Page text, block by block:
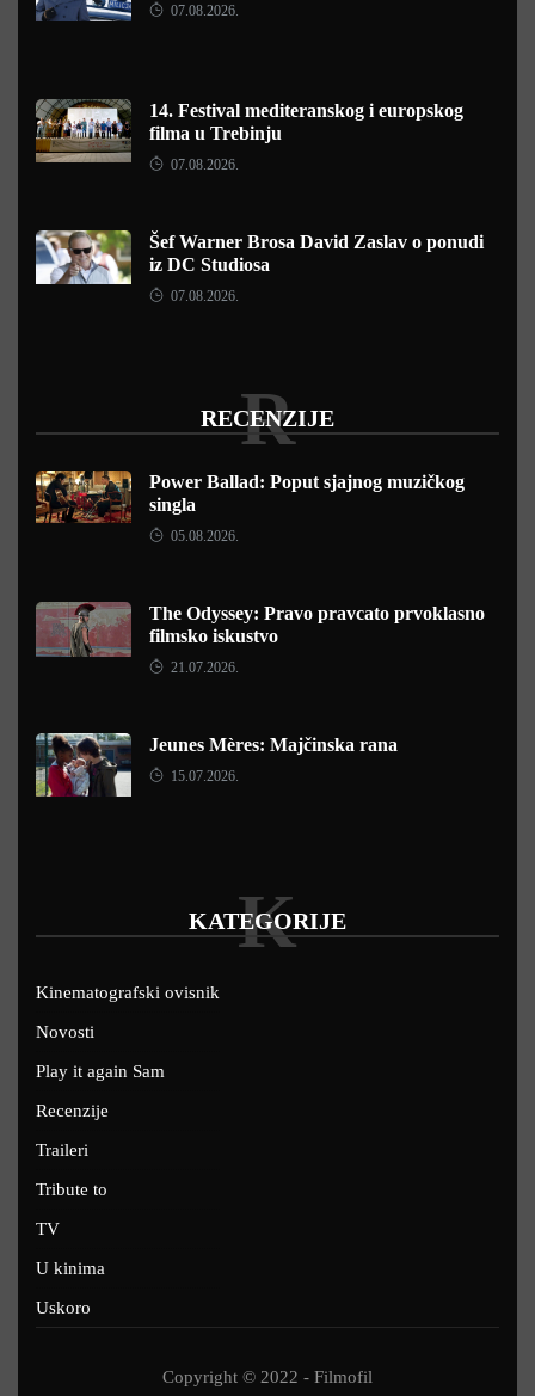
07.08.2026.
14. Festival mediteranskog i europskog
filma u Trebinju
07.08.2026.
Šef Warner Brosa David Zaslav o ponudi
iz DC Studiosa
07.08.2026.
RECENZIJE
R
Power Ballad: Poput sjajnog muzičkog
singla
05.08.2026.
The Odyssey: Pravo pravcato prvoklasno
filmsko iskustvo
21.07.2026.
Jeunes Mères: Majčinska rana
15.07.2026.
KATEGORIJE
K
Kinematografski ovisnik
Novosti
Play it again Sam
Recenzije
Traileri
Tribute to
TV
U kinima
Uskoro
Copyright © 2022 - Filmofil